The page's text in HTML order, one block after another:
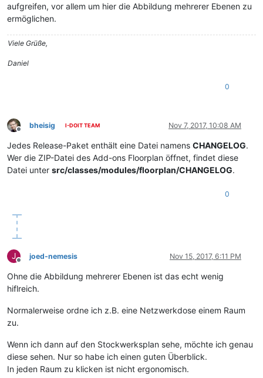
aufgreifen, vor allem um hier die Abbildung mehrerer Ebenen zu
ermöglichen.
Viele Grüße,
Daniel
0
Offline
bheisig I-DOIT TEAM Nov 7, 2017, 10:08 AM
Jedes Release-Paket enthält eine Datei namens CHANGELOG.
Wer die ZIP-Datei des Add-ons Floorplan öffnet, findet diese
Datei unter src/classes/modules/floorplan/CHANGELOG.
0
J
Offline
joed-nemesis Nov 15, 2017, 6:11 PM
Ohne die Abbildung mehrerer Ebenen ist das echt wenig
hiflreich.
Normalerweise ordne ich z.B. eine Netzwerkdose einem Raum
zu.
Wenn ich dann auf den Stockwerksplan sehe, möchte ich genau
diese sehen. Nur so habe ich einen guten Überblick.
In jeden Raum zu klicken ist nicht ergonomisch.